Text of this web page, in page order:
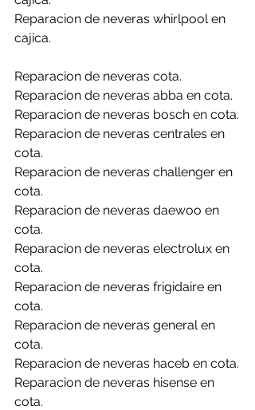
Reparacion de neveras whirlpool en
cajica.
Reparacion de neveras cota.
Reparacion de neveras abba en cota.
Reparacion de neveras bosch en cota.
Reparacion de neveras centrales en
cota.
Reparacion de neveras challenger en
cota.
Reparacion de neveras daewoo en
cota.
Reparacion de neveras electrolux en
cota.
Reparacion de neveras frigidaire en
cota.
Reparacion de neveras general en
cota.
Reparacion de neveras haceb en cota.
Reparacion de neveras hisense en
cota.